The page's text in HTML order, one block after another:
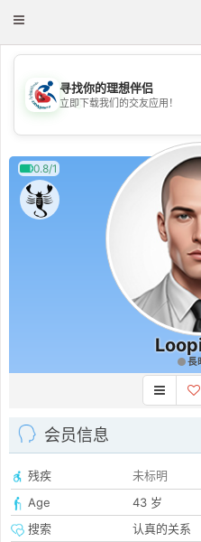
Toggle
💖
💕
寻找你的理想伴侣
立即下载我们的交友应用！
0.8/1
長
会员信息
残疾
未标明
Age
43 岁
搜索
认真的关系